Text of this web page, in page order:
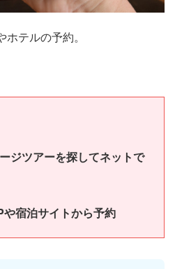
テルの予約。
ジツアーを探してネットで
宿泊サイトから予約